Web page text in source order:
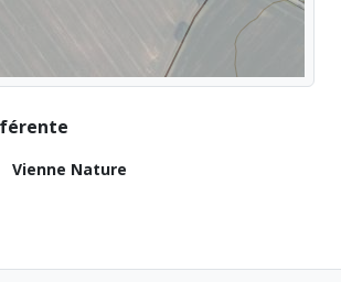
Vienne Nature